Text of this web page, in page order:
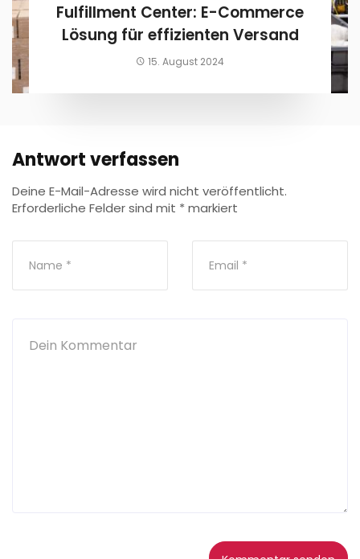
Fulfillment Center: E-Commerce
Lösung für effizienten Versand
15. August 2024
Antwort verfassen
Deine E-Mail-Adresse wird nicht veröffentlicht.
Erforderliche Felder sind mit * markiert